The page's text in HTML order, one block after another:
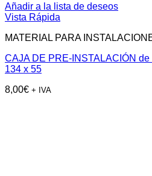
Añadir a la lista de deseos
Vista Rápida
MATERIAL PARA
CAJA DE PRE-INSTALACIÓN
134 x 55
8,00€ + IVA